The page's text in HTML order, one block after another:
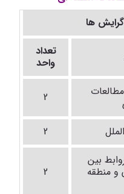
ها
تعداد
واحد
2
2
بین
و منطقه
2